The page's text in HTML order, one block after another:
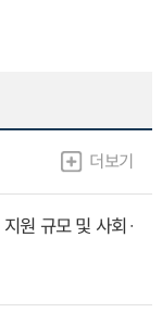
더보기
원 규모 및 사회·